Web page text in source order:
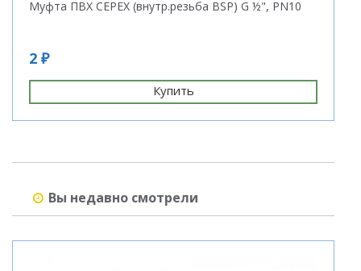
Муфта ПВХ CEPEX (внутр.резьба BSP) G ½", PN10
2 ₽
Купить
Вы недавно смотрели